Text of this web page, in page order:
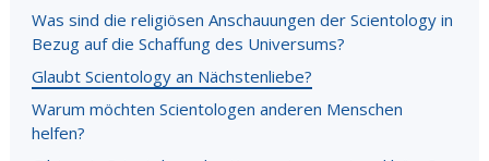
Was sind die religiösen Anschauungen der Scientology in
Bezug auf die Schaffung des Universums?
Glaubt Scientology an Nächstenliebe?
Warum möchten Scientologen anderen Menschen
helfen?